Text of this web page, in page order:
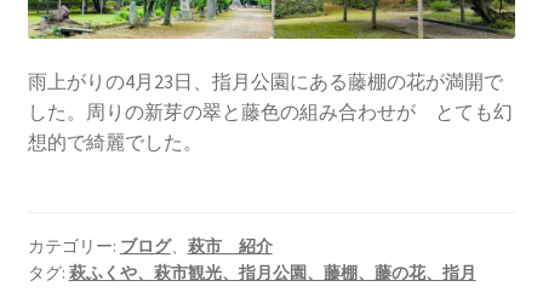
雨上がりの4月23日、指月公園にある藤棚の花が満開で
した。周りの新芽の翠と藤色の組み合わせが とても幻
想的で綺麗でした。
カテゴリー: ブログ、 萩市 紹介
タグ: 萩ふくや、萩市観光、指月公園、藤棚、藤の花、指月